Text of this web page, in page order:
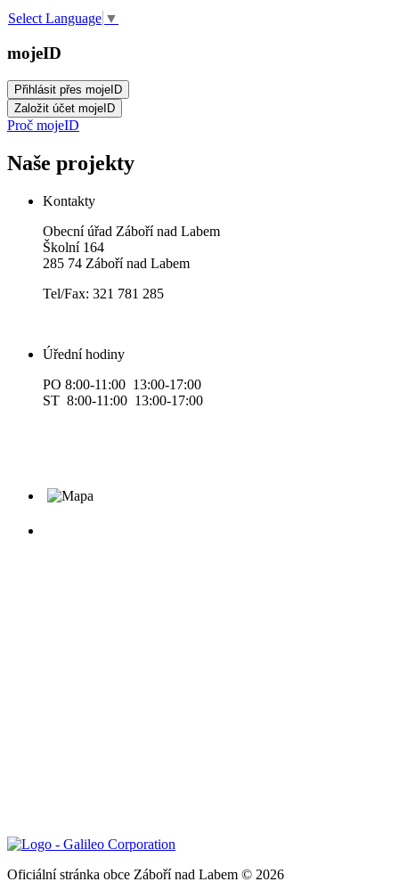
Select Language ▼
mojeID
Proč mojeID
Naše projekty
Kontakty
Obecní úřad Záboří nad Labem
Školní 164
285 74 Záboří nad Labem
Tel/Fax: 321 781 285
Úřední hodiny
PO 8:00-11:00 13:00-17:00
ST 8:00-11:00 13:00-17:00
Oficiální stránka obce Záboří nad Labem © 2026